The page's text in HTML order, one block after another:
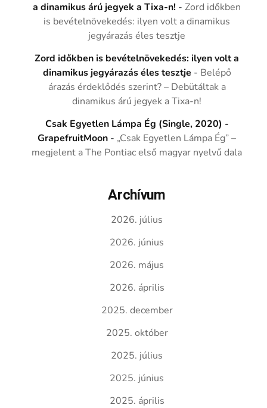
a dinamikus árú jegyek a Tixa-n! -Zord időkben
is bevételnövekedés: ilyen volt a dinamikus
jegyárazás éles tesztje
Zord időkben is bevételnövekedés: ilyen volt a
dinamikus jegyárazás éles tesztje - Belépő
árazás érdeklődés szerint? – Debütáltak a
dinamikus árú jegyek a Tixa-n!
Csak Egyetlen Lámpa Ég (Single, 2020) -
GrapefruitMoon - „Csak Egyetlen Lámpa Ég” –
megjelent a The Pontiac első magyar nyelvű dala
Archívum
2026. július
2026. június
2026. május
2026. április
2025. december
2025. október
2025. július
2025. június
2025. április